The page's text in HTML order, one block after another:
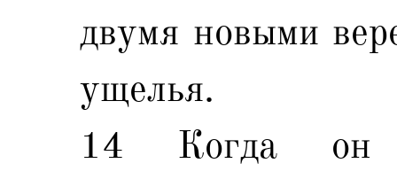
двумя новыми
ущелья.
14 Когда он